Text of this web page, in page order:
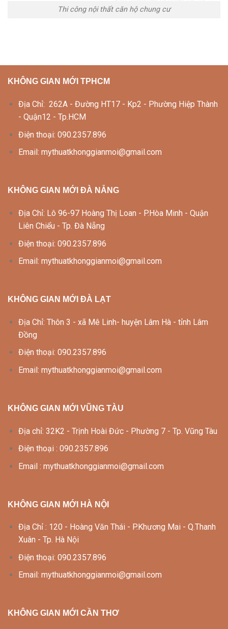
Thi công nội thất căn hộ chung cư
KHÔNG GIAN MỚI TPHCM
Địa Chỉ: 262A - Đường HT17 - Kp2 - Phường Hiệp Thành
- Quận12 - Tp.HCM
Điện thoại: 090.2357.896
Email: mythuatkhonggianmoi@gmail.com
KHÔNG GIAN MỚI ĐÀ NẴNG
Địa Chỉ: Lô 96-97 Hoàng Thị Loan - P.Hòa Minh - Quận
Liên Chiểu - Tp. Đà Nẵng
Điện thoại: 090.2357.896
Email: mythuatkhonggianmoi@gmail.com
KHÔNG GIAN MỚI ĐÀ LẠT
Địa Chỉ: Thôn 3 - xã Mê Linh- huyện Lâm Hà - tỉnh Lâm
Đồng
Điện thoại: 090.2357.896
Email: mythuatkhonggianmoi@gmail.com
KHÔNG GIAN MỚI VŨNG TÀU
Địa chỉ: 32K2 - Trịnh Hoài Đức - Phường 7 - Tp. Vũng Tàu
Điện thoại : 090.2357.896
Email : mythuatkhonggianmoi@gmail.com
KHÔNG GIAN MỚI HÀ NỘI
Địa Chỉ : 120 - Hoàng Văn Thái - P.Khương Mai - Q.Thanh
Xuân - Tp. Hà Nội
Điện thoại: 090.2357.896
Email: mythuatkhonggianmoi@gmail.com
KHÔNG GIAN MỚI CẦN THƠ